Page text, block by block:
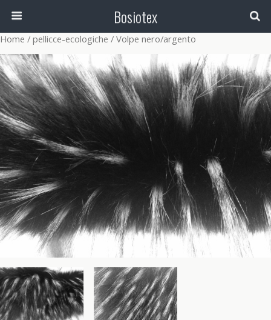
Bosiotex
Home / pellicce-ecologiche / Volpe nero/argento